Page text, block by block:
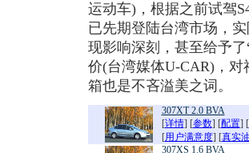
运动车)，根据之前试驾
已先期登陆台湾市场，
现影响深刻，甚至给予
价(台湾媒体U-CAR)，对
箱也是不吝溢美之词。
307XT 2.0 BVA
[详情] [参数] [配置] [
[用户满意度] [真实
307XS 1.6 BVA